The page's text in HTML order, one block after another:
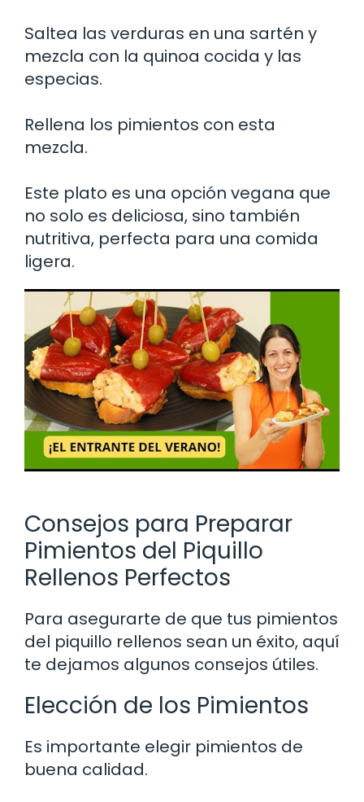
Saltea las verduras en una sartén y
mezcla con la quinoa cocida y las
especias.
Rellena los pimientos con esta
mezcla.
Este plato es una opción vegana que
no solo es deliciosa, sino también
nutritiva, perfecta para una comida
ligera.
Consejos para Preparar
Pimientos del Piquillo
Rellenos Perfectos
Para asegurarte de que tus pimientos
del piquillo rellenos sean un éxito, aquí
te dejamos algunos consejos útiles.
Elección de los Pimientos
Es importante elegir pimientos de
buena calidad.